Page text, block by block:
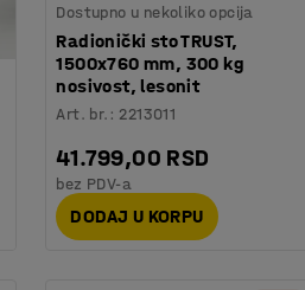
Dostupno u nekoliko opcija
Radionički sto TRUST,
1500x760 mm, 300 kg
nosivost, lesonit
Art. br. : 2213011
41.799,00 RSD
bez PDV-a
DODAJ U KORPU